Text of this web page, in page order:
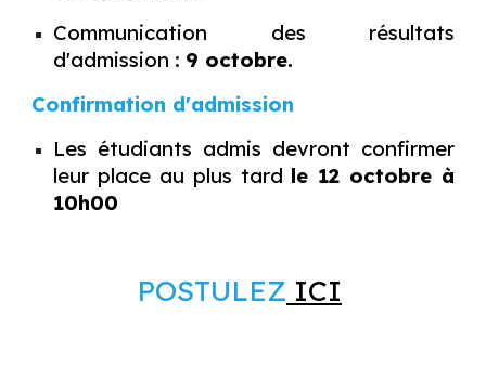
Communication des résultats
d'admission : 9 octobre.
Confirmation d'admission
Les étudiants admis devront confirmer
leur place au plus tard le 12 octobre à
10h00
POSTULEZ ICI